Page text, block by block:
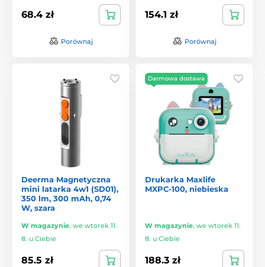
68.4 zł
Porównaj
154.1 zł
Porównaj
Deerma Magnetyczna
mini latarka 4w1 (SD01),
350 lm, 300 mAh, 0,74
W, szara
W magazynie, we wtorek 11.
8. u Ciebie
85.5 zł
Darmowa dostawa
Drukarka Maxlife
MXPC-100, niebieska
W magazynie, we wtorek 11.
8. u Ciebie
188.3 zł